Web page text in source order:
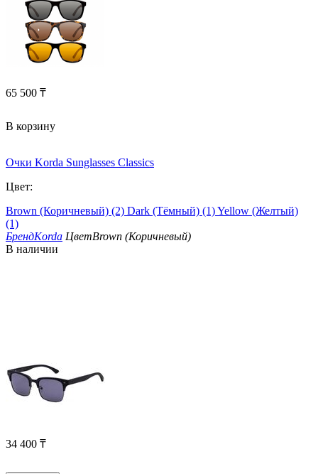
65 500 ₸
В корзину
Очки Korda Sunglasses Classics
Цвет:
Brown (Коричневый) (2) Dark (Тёмный) (1)Yellow (Желтый)
(1)
БрендKorda ЦветBrown (Коричневый)
В наличии
34 400 ₸